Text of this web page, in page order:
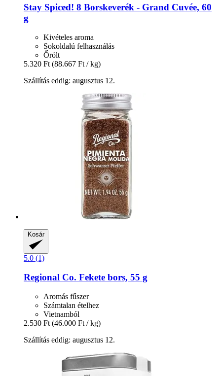
Stay Spiced! 8 Borskeverék -​ Grand Cuvée, 60
g
Kivételes aroma
Sokoldalú felhasználás
Őrölt
5.320 Ft (88.667 Ft / kg)
Szállítás eddig: augusztus 12.
Kosár
5.0 (1)
Regional Co. Fekete bors, 55 g
Aromás fűszer
Számtalan ételhez
Vietnamból
2.530 Ft (46.000 Ft / kg)
Szállítás eddig: augusztus 12.